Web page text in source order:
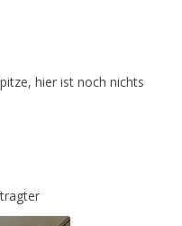
hier ist noch nichts